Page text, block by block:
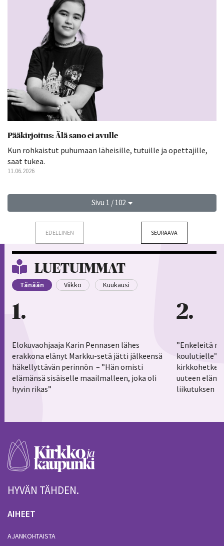
Pääkirjoitus: Älä sano ei avulle
Kun rohkaistut puhumaan läheisille, tutuille ja opettajille,
saat tukea.
11.06.2026
Sivu 1 / 102
EDELLINEN SEURAAVA
LUETUIMMAT
Tänään Viikko Kuukausi
1
Elokuvaohjaaja Karin Pennasen lähes
erakkona elänyt Markku-setä jätti jälkeensä
häkellyttävän perinnön – ”Hän omisti
elämänsä sisäiselle maailmalleen, joka oli
hyvin rikas”
2
”Enkeleitä
koulutielle”–
uuteen
liikutuksen
HYVÄN TÄHDEN.
AIHEET
AJANKOHTAISTA